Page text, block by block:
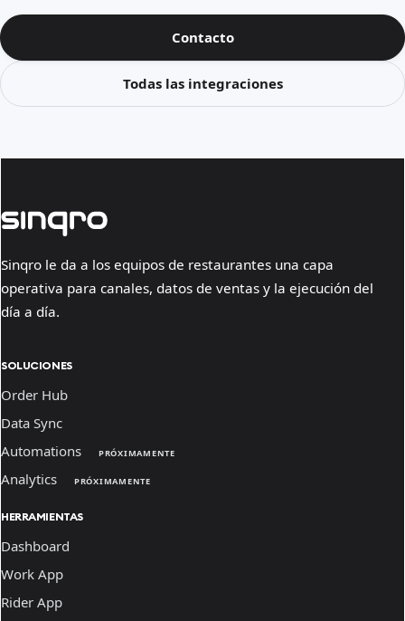
Contacto
Todas las integraciones
Sinqro le da a los equipos de restaurantes una capa
operativa para canales, datos de ventas y la ejecución del
día a día.
SOLUCIONES
Order Hub
Data Sync
Automations
PRÓXIMAMENTE
Analytics PRÓXIMAMENTE
HERRAMIENTAS
Dashboard
Work App
Rider App